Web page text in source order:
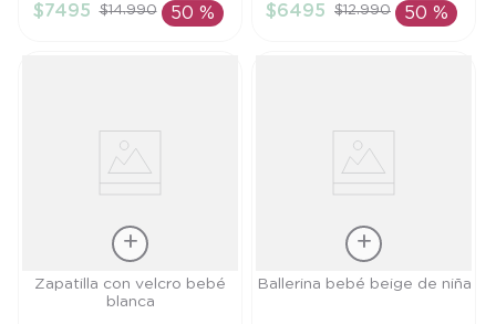
AÑADIR AL
$7495 $14.990 50 %
AÑADIR AL
$6495 $12.990 50 %
Talla
Zapatilla con velcro bebé
blanca
Talla
Ballerina bebé beige de niña